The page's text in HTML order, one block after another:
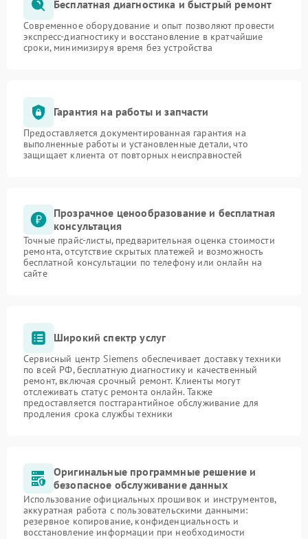
Бесплатная диагностика и быстрый ремонт
Современное оборудование и опыт позволяют провести
экспресс-диагностику и восстановление в кратчайшие
сроки, минимизируя время без устройства
Гарантия на работы и запчасти
Предоставляется документированная гарантия на
выполненные работы и установленные детали, что
защищает клиента от повторных неисправностей
Прозрачное ценообразование и бесплатная
консультация
Точные прайс-листы, предварительная оценка стоимости
ремонта, отсутствие скрытых платежей и возможность
бесплатной консультации по телефону или онлайн на
сайте
Широкий спектр услуг
Сервисный центр Siemens обеспечивает доставку техники
по всей РФ, бесплатную диагностику и качественный
ремонт, включая срочный ремонт. Клиенты могут
отслеживать статус ремонта онлайн. Также
предоставляется постгарантийное обслуживание для
продления срока службы техники
Оригинальные программные решение и
безопасное обслуживание данных
Использование официальных прошивок и инструментов,
аккуратная работа с пользовательскими данными:
резервное копирование, конфиденциальность и
восстановление информации при необходимости